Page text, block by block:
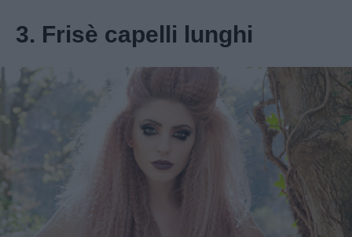
3. Frisè capelli lunghi